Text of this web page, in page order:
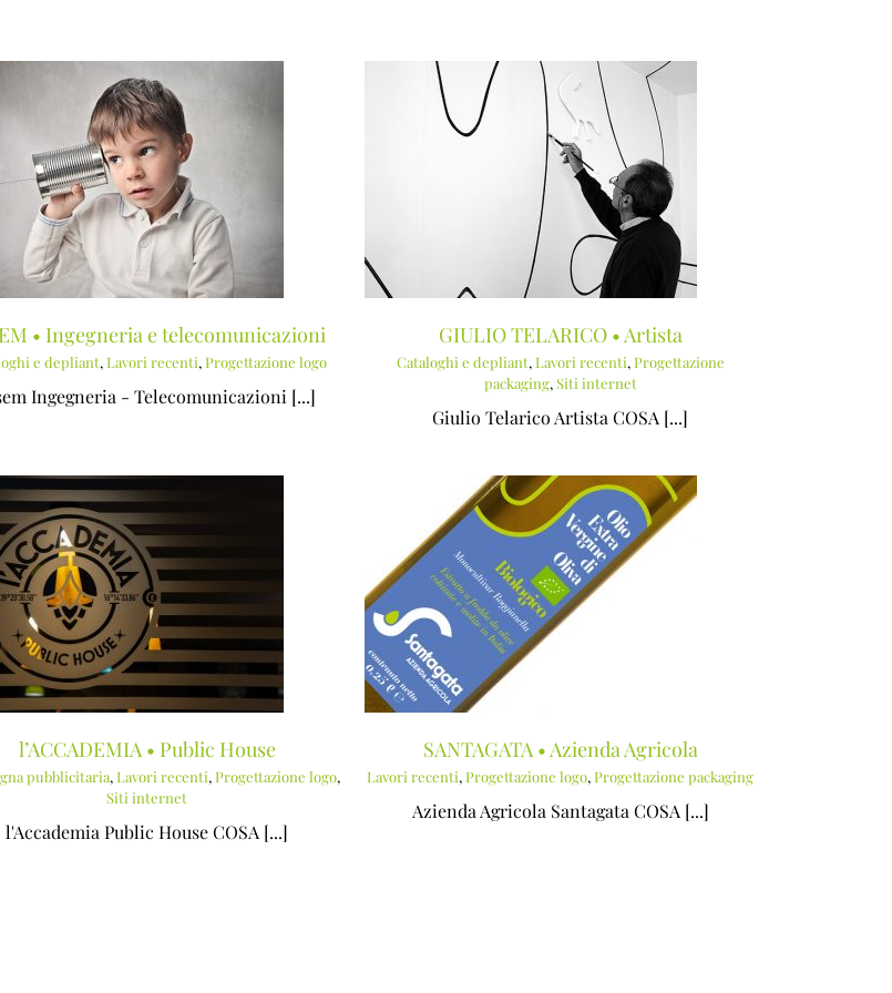
• Ingegneria e telecomunicazioni
e depliant, Lavori recenti, Progettazione logo
Ingegneria - Telecomunicazioni [...]
GIULIO TELARICO • Artista
Cataloghi e depliant
Progettazione packaging
GIULIO TELARICO • Artista
Cataloghi e depliant, Lavori recenti, Progettazione
packaging,Siti internet
Giulio Telarico Artista COSA [...]
l’ACCADEMIA • Public House
pubblicitaria, Lavori recenti, Progettazione logo,
Siti internet
l'Accademia Public House COSA [...]
SANTAGATA • Azienda Agricola
Lavori recenti
Progettazione packaging
SANTAGATA • Azienda Agricola
Lavori recenti, Progettazione logo, Progettazione packaging
Azienda Agricola Santagata COSA [...]